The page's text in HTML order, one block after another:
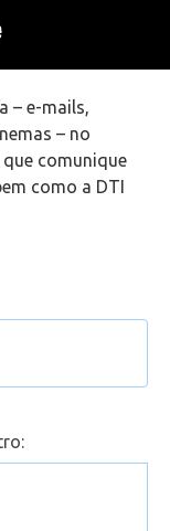
– e-mails,
– no
comunique
como a DTI
com a conta
uma equipe